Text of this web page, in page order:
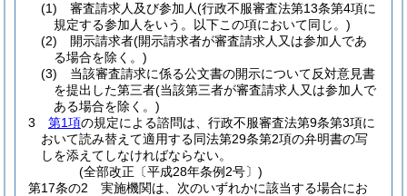
(1)
審査請求人及び参加人(行政不服審査法第13条第4項に
規定する参加人をいう。以下この項において同じ。)
(2)
開示請求者(開示請求者が審査請求人又は参加人であ
る場合を除く。)
(3)
当該審査請求に係る公文書の開示について反対意見書
を提出した第三者(当該第三者が審査請求人又は参加人で
ある場合を除く。)
3
第1項の規定による諮問は、行政不服審査法第9条第3項に
おいて読み替えて適用する同法第29条第2項の弁明書の写
しを添えてしなければならない。
(全部改正〔平成28年条例2号〕)
第17条の2
実施機関は、次のいずれかに該当する場合にお